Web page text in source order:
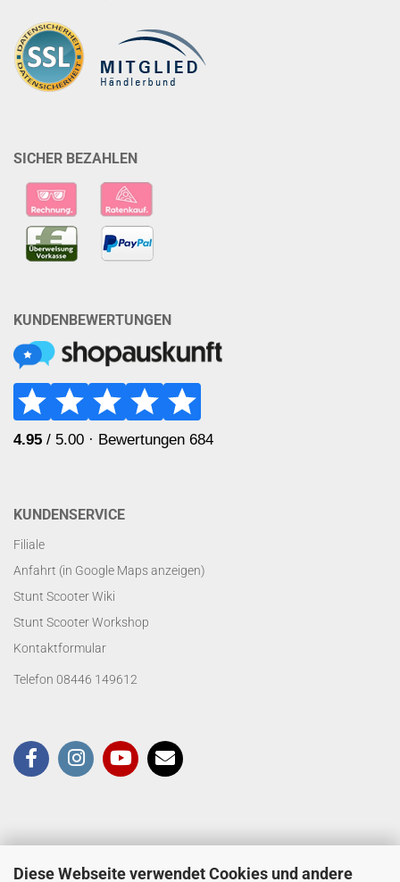
Diese Webseite verwendet Cookies und andere
SICHER BEZAHLEN
KUNDENBEWERTUNGEN
KUNDENSERVICE
Filiale
Anfahrt (in Google Maps anzeigen)
Stunt Scooter Wiki
Stunt Scooter Workshop
Kontaktformular
Telefon 08446 149612